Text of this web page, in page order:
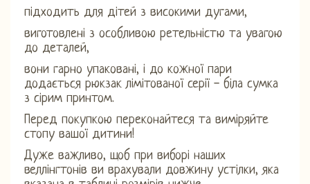
підходить для дітей з високими дугами,
виготовлені з особливою ретельністю та увагою
до деталей,
вони гарно упаковані, і до кожної пари
додається рюкзак лімітованої серії - біла сумка
з сірим принтом.
Перед покупкою переконайтеся та виміряйте
стопу вашої дитини!
Дуже важливо, щоб при виборі наших
веллінгтонів ви врахували довжину устілки, яка